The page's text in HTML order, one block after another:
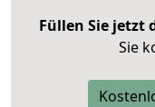
Füllen Sie jetzt
Sie